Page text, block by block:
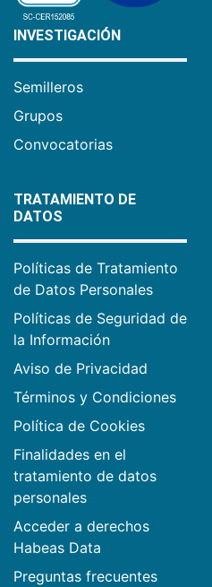
INVESTIGACIÓN
Semilleros
Grupos
Convocatorias
TRATAMIENTO DE
DATOS
Políticas de Tratamiento
de Datos Personales
Políticas de Seguridad de
la Información
Aviso de Privacidad
Términos y Condiciones
Política de Cookies
Finalidades en el
tratamiento de datos
personales
Acceder a derechos
Habeas Data
Preguntas frecuentes